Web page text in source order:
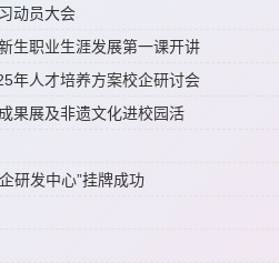
动员大会
生职业生涯发展第一课开讲
年人才培养方案校企研讨会
果展及非遗文化进校园活
研发中心”挂牌成功